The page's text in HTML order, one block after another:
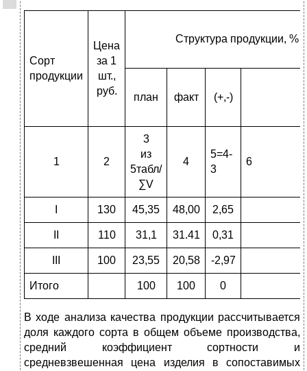
Сорт
продукции
Цена
за 1
шт.,
руб.
Структура продукции, %
план факт (+,-)
1 2
3
из
5табл/
∑V
4
5=4-
3
6
130 45,35 48,00 2,65
110 31,1 31.41 0,31
100 23,55 20,58 -2,97
Итого 100 100 0
В ходе анализа качества продукции рассчитывается
доля каждого сорта в общем объеме производства,
средний коэффициент сортности и
средневзвешенная цена изделия в сопоставимых